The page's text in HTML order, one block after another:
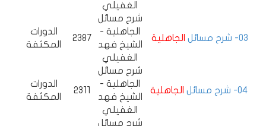
الغفيلي
03- شرح مسائل الجاهلية
شرح مسائل
الجاهلية -
الشيخ فهد
الغفيلي
2387
الدورات
المكثفة
04- شرح مسائل الجاهلية
شرح مسائل
الجاهلية -
الشيخ فهد
الغفيلي
2311
الدورات
المكثفة
شرح مسائل